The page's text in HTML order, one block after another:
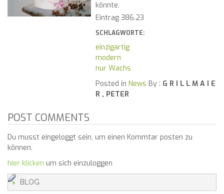
könnte.
Eintrag 386.23
SCHLAGWORTE:
einzigartig
modern
nur Wachs
Posted in News By : G R I L L M A I E
R , PETER
POST COMMENTS
Du musst eingeloggt sein, um einen Kommtar posten zu
können.
hier klicken um sich einzuloggen
BLOG